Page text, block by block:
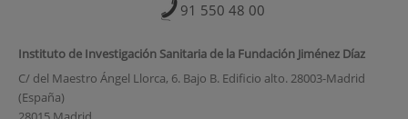
91 550 48 00
Instituto de Investigación Sanitaria de la Fundación Jiménez Díaz
C/ del Maestro Ángel Llorca, 6. Bajo B. Edificio alto. 28003-Madrid
(España)